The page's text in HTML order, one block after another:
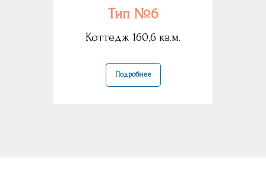
Тип №6
Коттедж 160,6 кв.м.
Подробнее